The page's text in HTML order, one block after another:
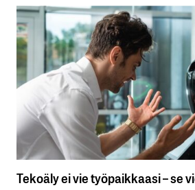
Tekoäly ei vie työpaikkaasi – se